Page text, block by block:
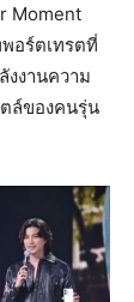
Moment
อร์ตเทรตที่
งานความ
ล์ของคนรุ่น